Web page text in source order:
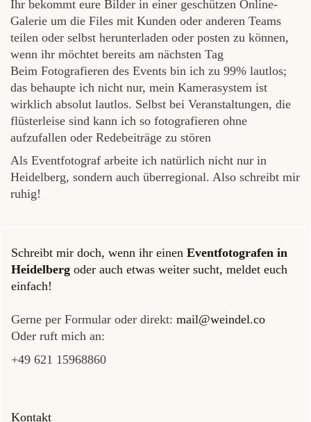
Ihr bekommt eure Bilder in einer geschützen Online-
Galerie um die Files mit Kunden oder anderen Teams
teilen oder selbst herunterladen oder posten zu können,
wenn ihr möchtet bereits am nächsten Tag
Beim Fotografieren des Events bin ich zu 99% lautlos;
das behaupte ich nicht nur, mein Kamerasystem ist
wirklich absolut lautlos. Selbst bei Veranstaltungen, die
flüsterleise sind kann ich so fotografieren ohne
aufzufallen oder Redebeiträge zu stören
Als Eventfotograf arbeite ich natürlich nicht nur in
Heidelberg, sondern auch überregional. Also schreibt mir
ruhig!
Schreibt mir doch, wenn ihr einen Eventfotografen in
Heidelberg oder auch etwas weiter sucht, meldet euch
einfach!
Gerne per Formular oder direkt: mail@weindel.co
Oder ruft mich an:
+49 621 15968860
Kontakt